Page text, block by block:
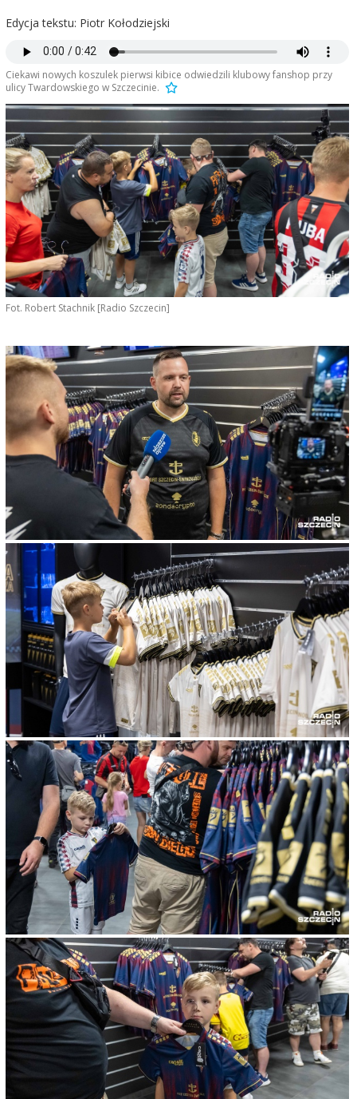
Edycja tekstu: Piotr Kołodziejski
Ciekawi nowych koszulek pierwsi kibice odwiedzili klubowy fanshop przy
ulicy Twardowskiego w Szczecinie.
Fot. Robert Stachnik [Radio Szczecin]